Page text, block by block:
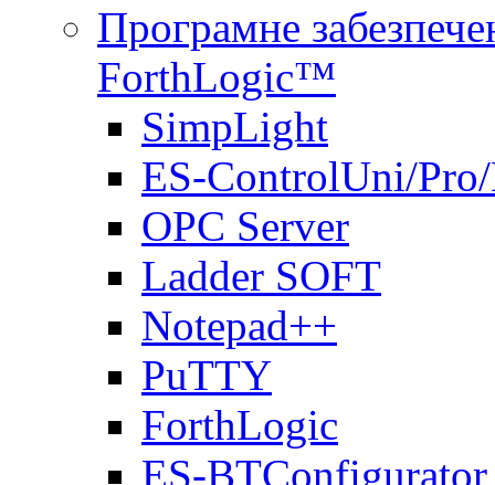
Програмне
ForthLogic™
SimpLight
ES-ControlUni/
OPC Server
Ladder SOFT
Notepad++
PuTTY
ForthLogic
ES-BTConfigurator